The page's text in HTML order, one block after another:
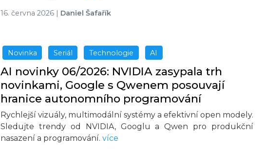
16. června 2026 Daniel Šafařík
Novinka Seriál Technologie AI
AI novinky 06/2026: NVIDIA zasypala trh
novinkami, Google s Qwenem posouvají
hranice autonomního programování
Rychlejší vizuály, multimodální systémy a efektivní open modely.
Sledujte trendy od NVIDIA, Googlu a Qwen pro produkční
nasazení a programování. více